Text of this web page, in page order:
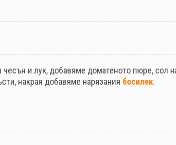
и лук, добавяме доматеното пюре, сол
накрая добавяме нарязания босилек.